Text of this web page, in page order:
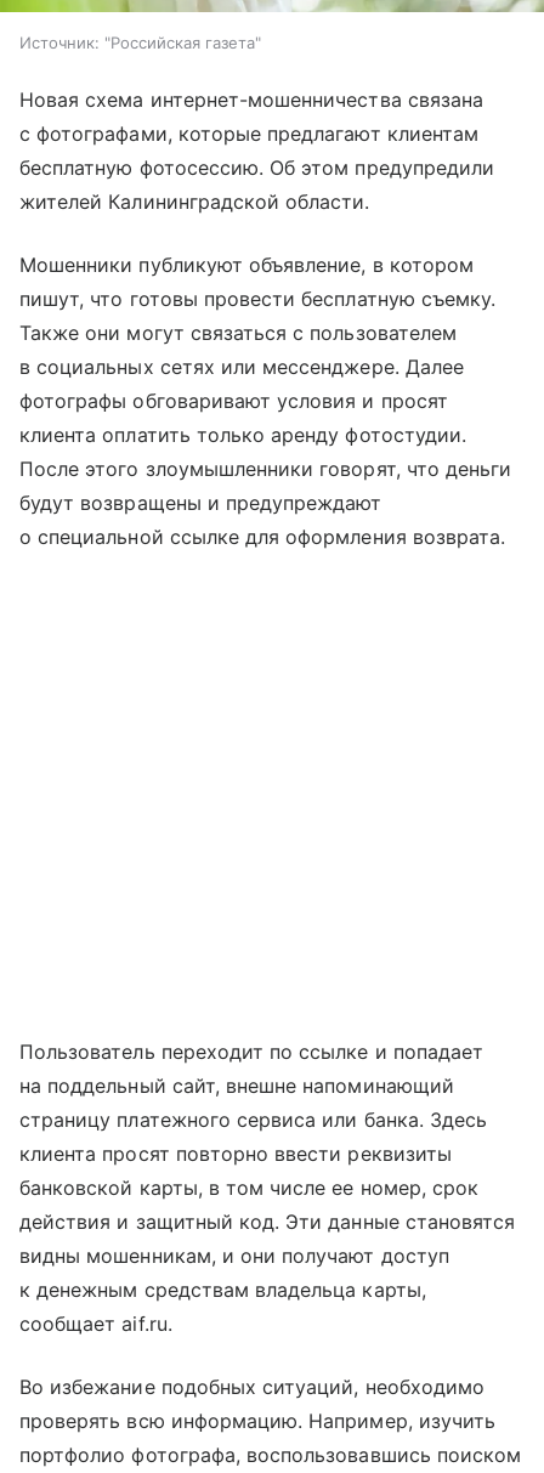
Источник: "Российская газета"
Новая схема интернет-мошенничества связана
с фотографами, которые предлагают клиентам
бесплатную фотосессию. Об этом предупредили
жителей Калининградской области.
Мошенники публикуют объявление, в котором
пишут, что готовы провести бесплатную съемку.
Также они могут связаться с пользователем
в социальных сетях или мессенджере. Далее
фотографы обговаривают условия и просят
клиента оплатить только аренду фотостудии.
После этого злоумышленники говорят, что деньги
будут возвращены и предупреждают
о специальной ссылке для оформления возврата.
Пользователь переходит по ссылке и попадает
на поддельный сайт, внешне напоминающий
страницу платежного сервиса или банка. Здесь
клиента просят повторно ввести реквизиты
банковской карты, в том числе ее номер, срок
действия и защитный код. Эти данные становятся
видны мошенникам, и они получают доступ
к денежным средствам владельца карты,
сообщает aif.ru.
Во избежание подобных ситуаций, необходимо
проверять всю информацию. Например, изучить
портфолио фотографа, воспользовавшись поиском